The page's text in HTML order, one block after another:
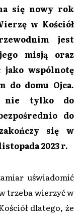
się nowy rok
w Kościół
jest
misją oraz
jako wspólnotę
do domu Ojca.
nie tylko do
do
się w
2023 r.
uświadomić
trzeba wierzyć w
dlatego, że